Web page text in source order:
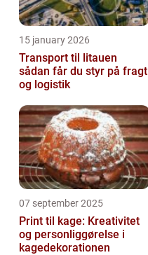
15 january 2026
Transport til litauen
sådan får du styr på fragt
og logistik
07 september 2025
Print til kage: Kreativitet
og personliggørelse i
kagedekorationen